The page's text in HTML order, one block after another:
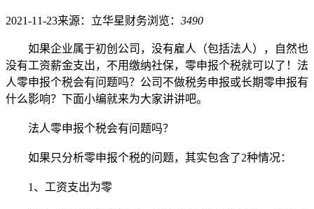
2021-11-23来源：立华星财务浏览： 3490
如果企业属于初创公司，没有雇人（包括法人），自然也
没有工资薪金支出，不用缴纳社保，零申报个税就可以了！法
人零申报个税会有问题吗？公司不做税务申报或长期零申报有
什么影响？下面小编就来为大家讲讲吧。
法人零申报个税会有问题吗？
如果只分析零申报个税的问题，其实包含了2种情况：
1、工资支出为零